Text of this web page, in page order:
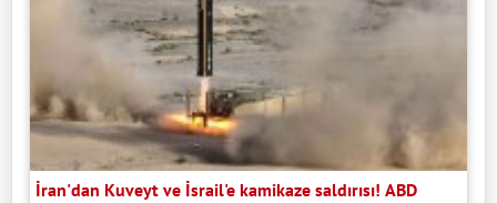
İran'dan Kuveyt ve İsrail'e kamikaze saldırısı! ABD